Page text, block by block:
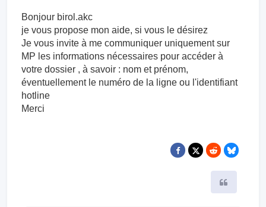
Bonjour birol.akc
je vous propose mon aide, si vous le désirez
Je vous invite à me communiquer uniquement sur
MP les information​s nécessaires pour accéder à
votre dossier , à savoir : nom et prénom,
éventuellement le numéro de la ligne ou l'identifiant
hotline
Merci